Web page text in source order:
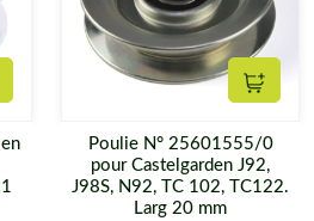
au panier
Poulie N° 25601555/0
pour Castelgarden J92,
J98S, N92, TC 102, TC122.
Larg 20 mm